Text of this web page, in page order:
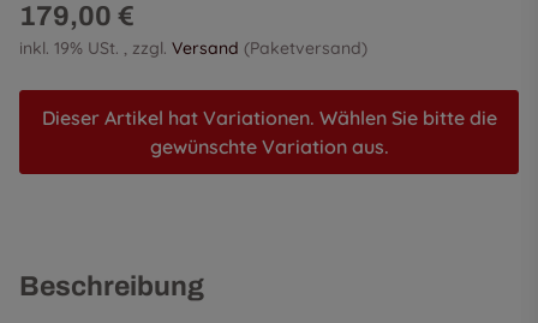
179,00 €
inkl. 19% USt. , zzgl. Versand (Paketversand)
Dieser Artikel hat Variationen. Wählen Sie bitte die
gewünschte Variation aus.
Beschreibung